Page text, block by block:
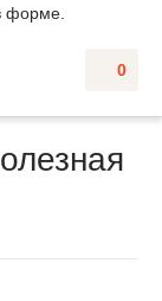
форме.
0